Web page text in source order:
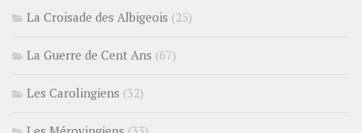
La Croisade des Albigeois (25)
La Guerre de Cent Ans (67)
Les Carolingiens (32)